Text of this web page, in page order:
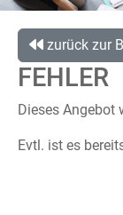
zurück zur
FEHLER
Dieses Angebot
Evtl. ist es